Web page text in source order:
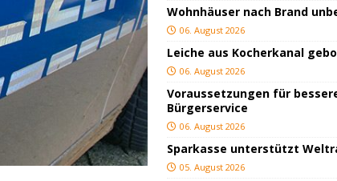
Wohnhäuser nach Brand
06. August 2026
Leiche aus Kocherkanal
06. August 2026
Voraussetzungen für
Bürgerservice
06. August 2026
Sparkasse unterstützt
05. August 2026